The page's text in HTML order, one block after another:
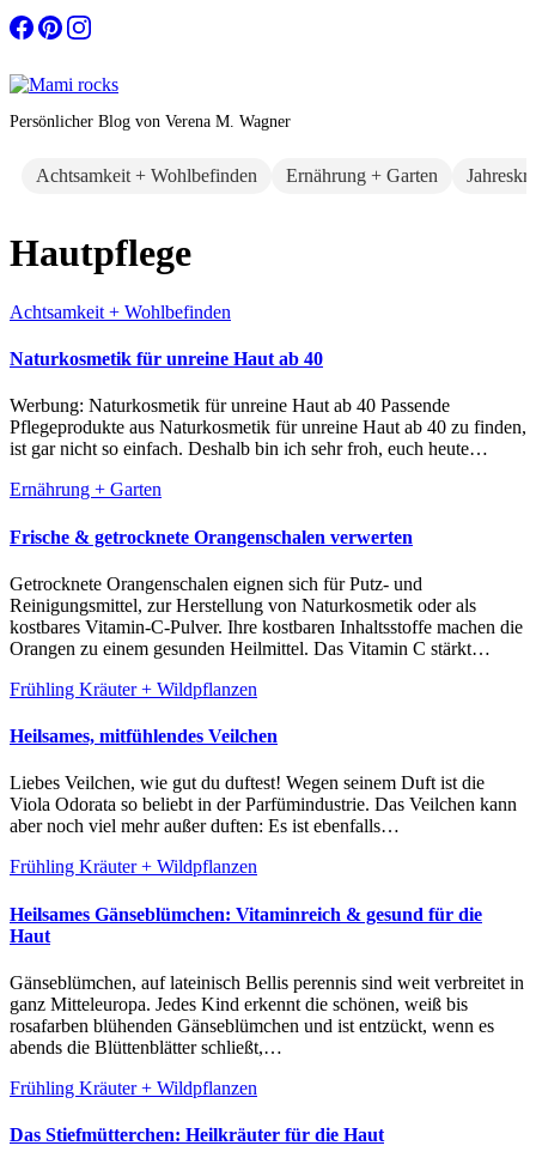
Zum
Inhalt
Persönlicher Blog von Verena M. Wagner
Achtsamkeit + Wohlbefinden Ernährung + Garten
Hautpflege
Achtsamkeit + Wohlbefinden
Naturkosmetik für unreine Haut ab 40
Werbung: Naturkosmetik für unreine Haut ab 40 Passende
Pflegeprodukte aus Naturkosmetik für unreine Haut ab 40 zu finden,
ist gar nicht so einfach. Deshalb bin ich sehr froh, euch heute…
Ernährung + Garten
Frische & getrocknete Orangenschalen verwerten
Getrocknete Orangenschalen eignen sich für Putz- und
Reinigungsmittel, zur Herstellung von Naturkosmetik oder als
kostbares Vitamin-C-Pulver. Ihre kostbaren Inhaltsstoffe machen die
Orangen zu einem gesunden Heilmittel. Das Vitamin C stärkt…
Frühling Kräuter + Wildpflanzen
Heilsames, mitfühlendes Veilchen
Liebes Veilchen, wie gut du duftest! Wegen seinem Duft ist die
Viola Odorata so beliebt in der Parfümindustrie. Das Veilchen kann
aber noch viel mehr außer duften: Es ist ebenfalls…
Frühling Kräuter + Wildpflanzen
Heilsames Gänseblümchen: Vitaminreich & gesund für die
Haut
Gänseblümchen, auf lateinisch Bellis perennis sind weit verbreitet in
ganz Mitteleuropa. Jedes Kind erkennt die schönen, weiß bis
rosafarben blühenden Gänseblümchen und ist entzückt, wenn es
abends die Blüttenblätter schließt,…
Frühling Kräuter + Wildpflanzen
Das Stiefmütterchen: Heilkräuter für die Haut